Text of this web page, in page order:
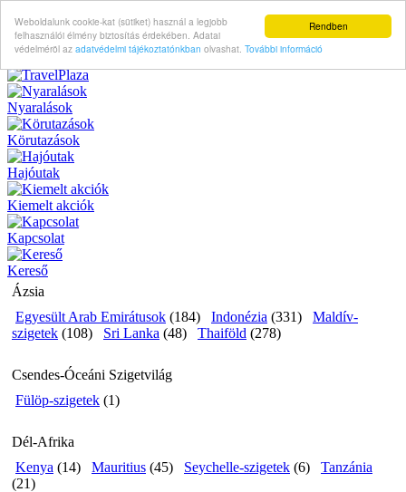
Rendben
Weboldalunk cookie-kat (sütiket) használ a legjobb
felhasználói élmény biztosítás érdekében. Adatai
védelméröl az adatvédelmi tájékoztatónkban olvashat. További információ
Nyaralások
Körutazások
Hajóutak
Kiemelt akciók
Kapcsolat
Kereső
Ázsia
Egyesült Arab Emirátusok (184) Indonézia (331)
Maldív-
szigetek (108) Sri Lanka (48) Thaiföld (278)
Csendes-Óceáni Szigetvilág
Fülöp-szigetek (1)
Dél-Afrika
Kenya (14) Mauritius (45) Seychelle-szigetek (6)
Tanzánia
(21)